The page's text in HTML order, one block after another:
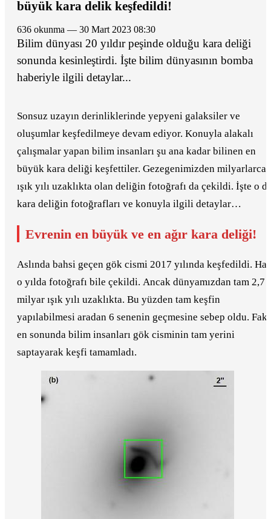
büyük kara delik keşfedildi!
636 okunma — 30 Mart 2023 08:30
Bilim dünyası 20 yıldır peşinde olduğu kara deliği
sonunda kesinleştirdi. İşte bilim dünyasının bomba
haberiyle ilgili detaylar...
Sonsuz uzayın derinliklerinde yepyeni galaksiler ve
oluşumlar keşfedilmeye devam ediyor. Konuyla alakalı
çalışmalar yapan bilim insanları şu ana kadar bilinen en
büyük kara deliği keşfettiler. Gezegenimizden milyarlarca
ışık yılı uzaklıkta olan deliğin fotoğrafı da çekildi. İşte o
kara deliğin fotoğrafları ve konuyla ilgili detaylar…
Evrenin en büyük ve en ağır kara deliği!
Aslında bahsi geçen gök cismi 2017 yılında keşfedildi.
o yılda fotoğrafı bile çekildi. Ancak dünyamızdan tam 2,7
milyar ışık yılı uzaklıkta. Bu yüzden tam keşfin
yapılabilmesi aradan 6 senenin geçmesine sebep oldu.
en sonunda bilim insanları gök cisminin tam yerini
saptayarak keşfi tamamladı.